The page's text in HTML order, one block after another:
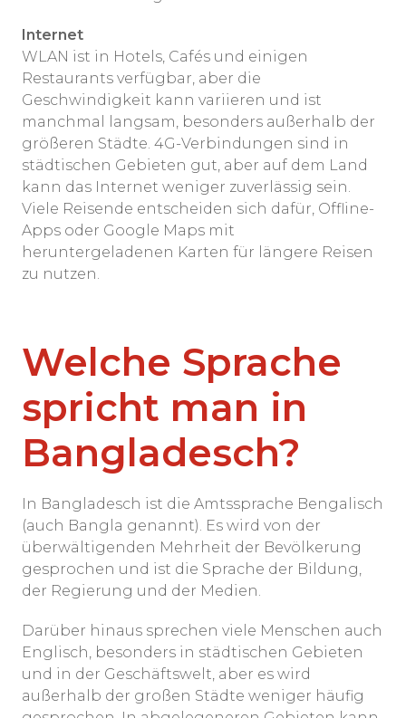
Internet
WLAN ist in Hotels, Cafés und einigen
Restaurants verfügbar, aber die
Geschwindigkeit kann variieren und ist
manchmal langsam, besonders außerhalb der
größeren Städte. 4G-Verbindungen sind in
städtischen Gebieten gut, aber auf dem Land
kann das Internet weniger zuverlässig sein.
Viele Reisende entscheiden sich dafür, Offline-
Apps oder Google Maps mit
heruntergeladenen Karten für längere Reisen
zu nutzen.
Welche Sprache
spricht man in
Bangladesch?
In Bangladesch ist die Amtssprache Bengalisch
(auch Bangla genannt). Es wird von der
überwältigenden Mehrheit der Bevölkerung
gesprochen und ist die Sprache der Bildung,
der Regierung und der Medien.
Darüber hinaus sprechen viele Menschen auch
Englisch, besonders in städtischen Gebieten
und in der Geschäftswelt, aber es wird
außerhalb der großen Städte weniger häufig